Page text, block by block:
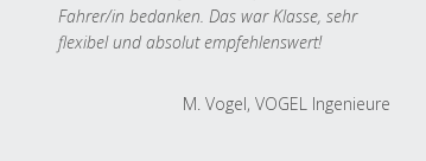
Fahrer/in bedanken. Das war Klasse, sehr
flexibel und absolut empfehlenswert!
M. Vogel, VOGEL Ingenieure